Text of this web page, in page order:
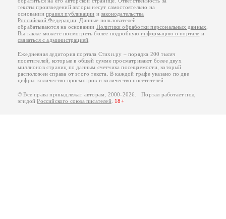
тексты произведений авторы несут самостоятельно на
основанииправил публикации изаконодательства
Российской Федерации . Данные пользователей
обрабатываются на основании Политики обработки персональных данных
Вы также можете посмотреть более подробную информацию о портале и
связаться с администрацией
Ежедневная аудитория портала Стихи.ру – порядка 200 тысяч
посетителей, которые в общей сумме просматривают более двух
миллионов страниц по данным счетчика посещаемости, который
расположен справа от этого текста. В каждой графе указано по две
цифры: количество просмотров и количество посетителей.
© Все права принадлежат авторам, 2000-2026. Портал работает под
эгидойРоссийского союза писателей. 18+